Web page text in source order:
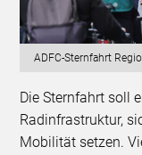
ADFC-Sternfahrt
Die Sternfahrt soll
Radinfrastruktur,
Mobilität setzen.